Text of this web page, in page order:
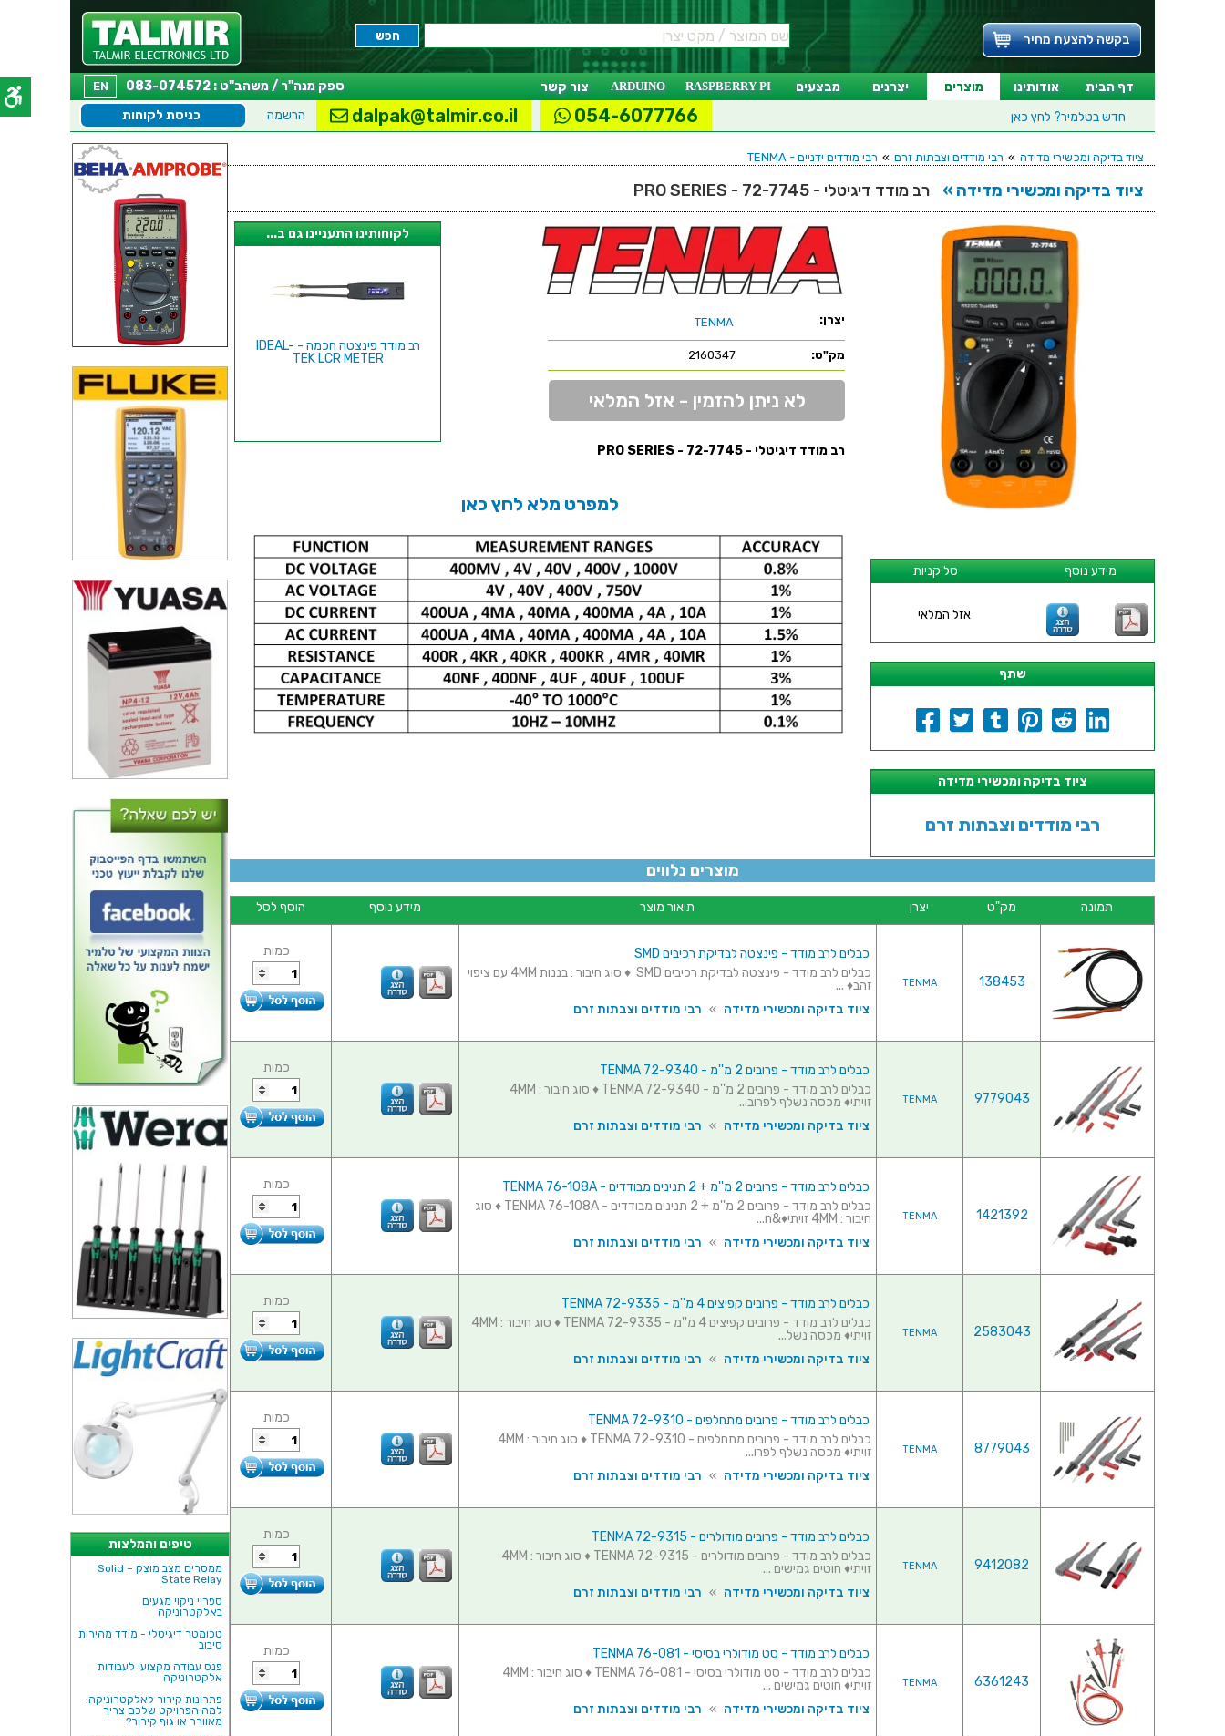
בקשה להצעת מחיר
דף הבית אודותינו מוצרים יצרנים מבצעים RASPBERRY PI
ARDUINO צור קשר EN
ספק מנה"ר / משהב"ט : 083-074572
חדש בטלמיר? לחץ כאן כניסת לקוחות הרשמה dalpak@talmir.co.il 054-6077766
טיפים והמלצות
ממסרים מצב מוצק – Solid
State Relay
ספריי ניקוי מגעים
באלקטרוניקה
טכומטר דיגיטלי - מודד מהירות
סיבוב
פנס עבודה מקצועי לעבודות
אלקטרוניקה
פתרונות קירור לאלקטרוניקה:
למה הפרויקט שלכם צריך
מאוורר או גוף קירור?
ציוד בדיקה ומכשירי מדידה » רבי מודדים וצבתות זרם » רבי מודדים ידניים - TENMA
ציוד בדיקה ומכשירי מדידה » רב מודד דיגיטלי - PRO SERIES - 72-7745
סל קניות מידע נוסף
אזל המלאי
שתף
ציוד בדיקה ומכשירי מדידה
רבי מודדים וצבתות זרם
יצרן: TENMA
מק"ט: 2160347
לא ניתן להזמין - אזל המלאי
לקוחותינו התעניינו גם ב...
רב מודד פינצטה חכמה - IDEAL-
TEK LCR METER
רב מודד ידני דיגיטלי פלוק - FLUKE
83 V
רב מודד ידני דיגיטלי - BEHA
AMPROBE 30XR-A
רב מודד דיגיטלי - PRO SERIES - 72-7745
למפרט מלא לחץ כאן
מוצרים נלווים
תמונה מק"ט יצרן תיאור מוצר מידע נוסף הוסף לסל
138453
TENMA
כבלים לרב מודד - פינצטה לבדיקת רכיבים SMD
כבלים לרב מודד - פינצטה לבדיקת רכיבים SMD ♦ סוג חיבור : בננות 4MM עם ציפוי
זהב♦ ...
ציוד בדיקה ומכשירי מדידה » רבי מודדים וצבתות זרם
כמות
9779043
TENMA
כבלים לרב מודד - פרובים 2 מ''מ - TENMA 72-9340
כבלים לרב מודד - פרובים 2 מ''מ - TENMA 72-9340 ♦ סוג חיבור : 4MM
זויתי♦ מכסה נשלף לפרוב...
ציוד בדיקה ומכשירי מדידה » רבי מודדים וצבתות זרם
כמות
1421392
TENMA
כבלים לרב מודד - פרובים 2 מ''מ + 2 תנינים מבודדים - TENMA 76-108A
כבלים לרב מודד - פרובים 2 מ''מ + 2 תנינים מבודדים - TENMA 76-108A ♦ סוג
חיבור : 4MM זויתי♦&n...
ציוד בדיקה ומכשירי מדידה » רבי מודדים וצבתות זרם
כמות
2583043
TENMA
כבלים לרב מודד - פרובים קפיצים 4 מ''מ - TENMA 72-9335
כבלים לרב מודד - פרובים קפיצים 4 מ''מ - TENMA 72-9335 ♦ סוג חיבור : 4MM
זויתי♦ מכסה נשל...
ציוד בדיקה ומכשירי מדידה » רבי מודדים וצבתות זרם
כמות
8779043
TENMA
כבלים לרב מודד - פרובים מתחלפים - TENMA 72-9310
כבלים לרב מודד - פרובים מתחלפים - TENMA 72-9310 ♦ סוג חיבור : 4MM
זויתי♦ מכסה נשלף לפרו...
ציוד בדיקה ומכשירי מדידה » רבי מודדים וצבתות זרם
כמות
9412082
TENMA
כבלים לרב מודד - פרובים מודולרים - TENMA 72-9315
כבלים לרב מודד - פרובים מודולרים - TENMA 72-9315 ♦ סוג חיבור : 4MM
זויתי♦ חוטים גמישים ...
ציוד בדיקה ומכשירי מדידה » רבי מודדים וצבתות זרם
כמות
6361243
TENMA
כבלים לרב מודד - סט מודולרי בסיסי - TENMA 76-081
כבלים לרב מודד - סט מודולרי בסיסי - TENMA 76-081 ♦ סוג חיבור : 4MM
זויתי♦ חוטים גמישים ...
ציוד בדיקה ומכשירי מדידה » רבי מודדים וצבתות זרם
כמות